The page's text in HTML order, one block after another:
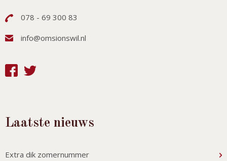
078 - 69 300 83
info@omsionswil.nl
Laatste nieuws
Extra dik zomernummer